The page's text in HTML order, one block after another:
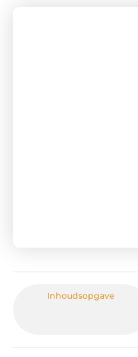
Inhoudsopgave